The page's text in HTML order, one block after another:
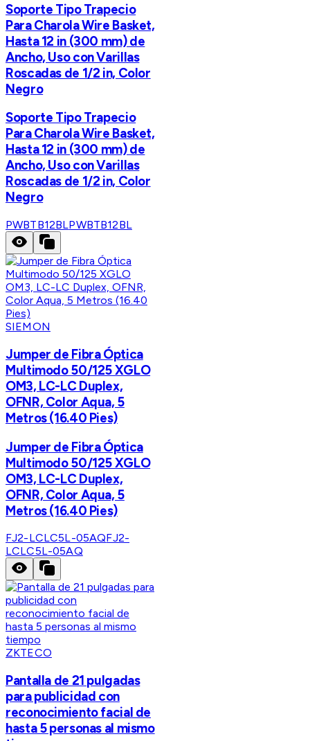
Soporte Tipo Trapecio
Para Charola Wire Basket,
Hasta 12 in (300 mm) de
Ancho, Uso con Varillas
Roscadas de 1/2 in, Color
Negro
Soporte Tipo Trapecio
Para Charola Wire Basket,
Hasta 12 in (300 mm) de
Ancho, Uso con Varillas
Roscadas de 1/2 in, Color
Negro
PWBTB12BLPWBTB12BL
SIEMON
Jumper de Fibra Óptica
Multimodo 50/125 XGLO
OM3, LC-LC Duplex,
OFNR, Color Aqua, 5
Metros (16.40 Pies)
Jumper de Fibra Óptica
Multimodo 50/125 XGLO
OM3, LC-LC Duplex,
OFNR, Color Aqua, 5
Metros (16.40 Pies)
FJ2-LCLC5L-05AQFJ2-
LCLC5L-05AQ
ZKTECO
Pantalla de 21 pulgadas
para publicidad con
reconocimiento facial de
hasta 5 personas al mismo